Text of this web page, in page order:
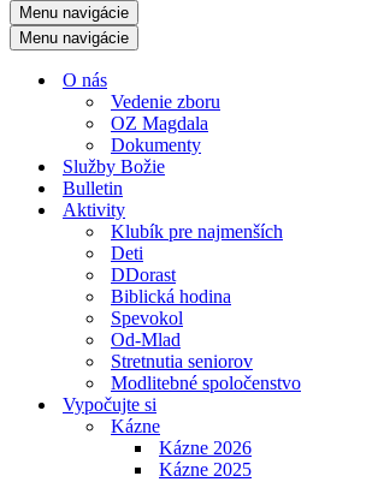
Menu navigácie
Menu navigácie
O nás
Vedenie zboru
OZ Magdala
Dokumenty
Služby Božie
Bulletin
Aktivity
Klubík pre najmenších
Deti
DDorast
Biblická hodina
Spevokol
Od-Mlad
Stretnutia seniorov
Modlitebné spoločenstvo
Vypočujte si
Kázne
Kázne 2026
Kázne 2025